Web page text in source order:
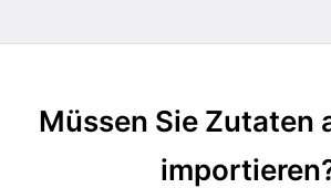
Müssen Sie Zutaten